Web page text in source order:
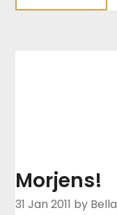
Morjens!
31 Jan 2011 by Bella